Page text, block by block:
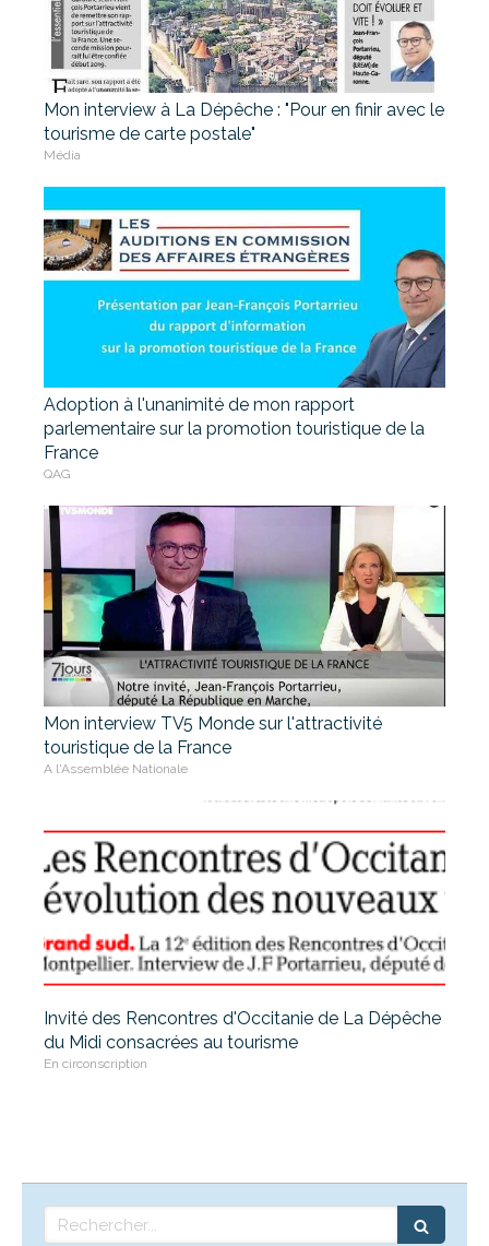
Mon interview à La Dépêche : "Pour en finir avec le
tourisme de carte postale"
Média
Adoption à l'unanimité de mon rapport
parlementaire sur la promotion touristique de la
France
QAG
Mon interview TV5 Monde sur l'attractivité
touristique de la France
A l'Assemblée Nationale
Invité des Rencontres d'Occitanie de La Dépêche
du Midi consacrées au tourisme
En circonscription
Rechercher